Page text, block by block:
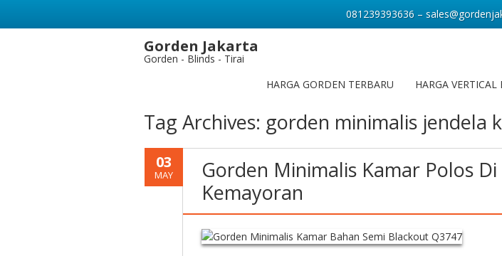
Gorden Jakarta
Gorden - Blinds - Tirai
HARGA GORDEN TERBARU
HARGA VERTICAL
Tag Archives: gorden minimalis jendela
03
MAY
Gorden Minimalis Kamar Polos Di
Kemayoran
081239393636 –